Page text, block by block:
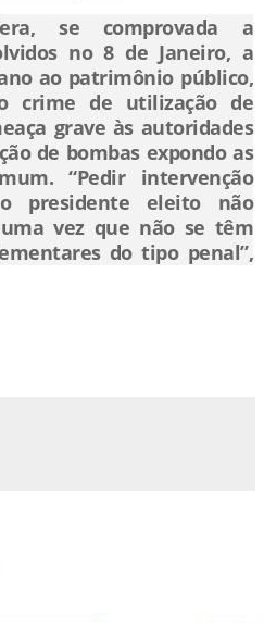
se comprovada a
no 8 de Janeiro, a
ao patrimônio público,
crime de utilização de
grave às autoridades
de bombas expondo as
“Pedir intervenção
presidente eleito não
vez que não se têm
do tipo penal”,